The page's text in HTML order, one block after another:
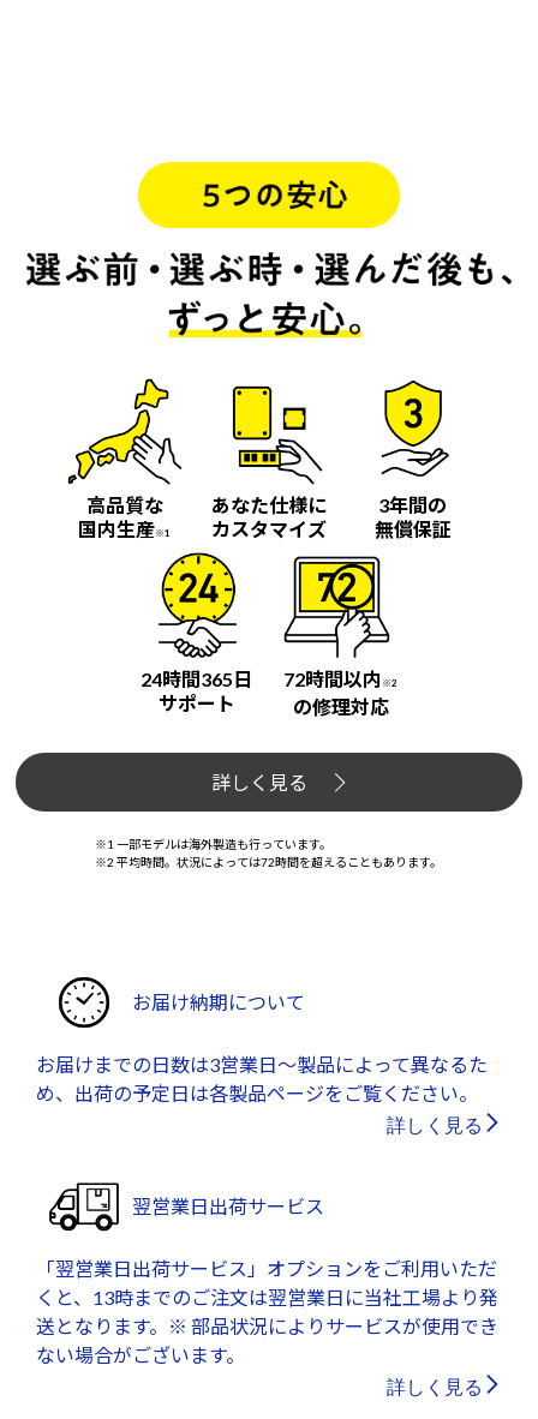
高品質な
国内生産※1
あなた仕様に
カスタマイズ
3年間の
無償保証
24時間365日
サポート
72時間以内 ※2
の修理対応
詳しく見る
※1 一部モデルは海外製造も行っています。
※2 平均時間。状況によっては72時間を超えることもあります。
お届け納期について
お届けまでの日数は3営業日～製品によって異なるた
め、出荷の予定日は各製品ページをご覧ください。
詳しく見る
翌営業日出荷サービス
「翌営業日出荷サービス」オプションをご利用いただ
くと、13時までのご注文は翌営業日に当社工場より発
送となります。※ 部品状況によりサービスが使用でき
ない場合がございます。
詳しく見る